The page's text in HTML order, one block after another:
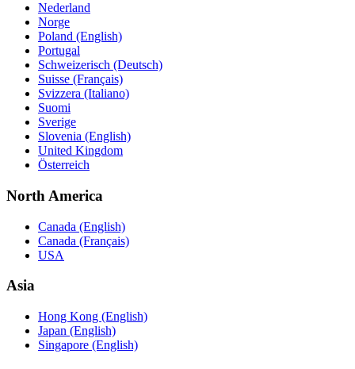
Nederland
Norge
Poland (English)
Portugal
Schweizerisch (Deutsch)
Suisse (Français)
Svizzera (Italiano)
Suomi
Sverige
Slovenia (English)
United Kingdom
Österreich
North America
Canada (English)
Canada (Français)
USA
Asia
Hong Kong (English)
Japan (English)
Singapore (English)